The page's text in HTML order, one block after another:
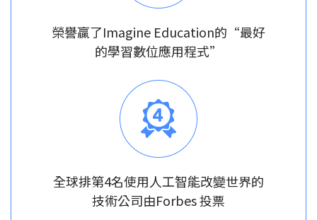
榮譽贏了Imagine Education的“最好
的學習數位應用程式”
全球排第4名使用人工智能改變世界的
技術公司由Forbes 投票